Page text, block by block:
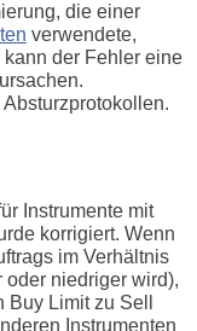
die einer
verwendete,
der Fehler eine
Instrumente mit
korrigiert. Wenn
im Verhältnis
oder niedriger wird),
Limit zu Sell
Instrumenten